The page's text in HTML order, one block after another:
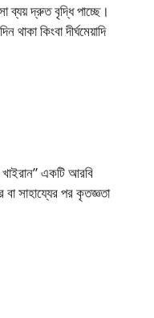
ব্যয় দ্রুত বৃদ্ধি পাচ্ছে।
কিংবা দীর্ঘমেয়াদি
খাইরান” একটি আরবি
সাহায্যের পর কৃতজ্ঞতা